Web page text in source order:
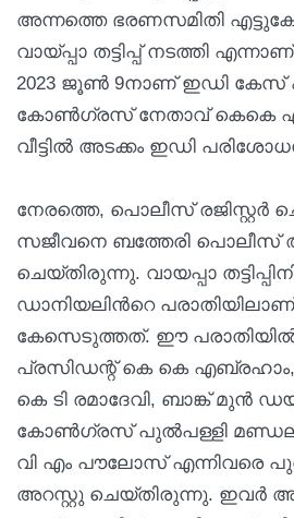
അന്നത്തെ ഭരണസമിതി
വായ്പ്പാ തട്ടിപ്പ് നടത്തി
2023 ജൂണ്‍ 9നാണ് ഇഡി കേസ്
കോണ്‍ഗ്രസ് നേതാവ് കെകെ
വീട്ടില്‍ അടക്കം ഇഡി
നേരത്തെ, പൊലീസ് രജിസ്റ്റര്‍
സജീവനെ ബത്തേരി പൊലീസ്
ചെയ്തിരുന്നു. വായപ്പാ
ഡാനിയലിന്‍റെ
കേസെടുത്തത്. ഈ
പ്രസിഡന്റ് കെ കെ എബ്രഹാം,
കെ ടി രമാദേവി, ബാങ്ക് മുന്‍
കോണ്‍ഗ്രസ് പുല്‍പള്ളി
വി എം പൗലോസ് എന്നിവരെ
അറസ്റ്റു ചെയ്തിരുന്നു. ഇവർ